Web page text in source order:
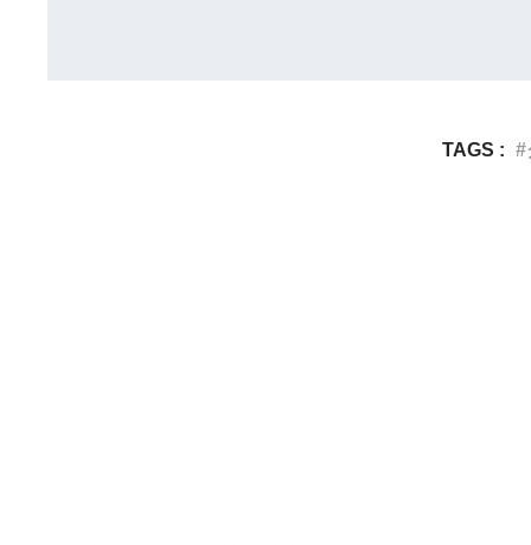
TAGS :